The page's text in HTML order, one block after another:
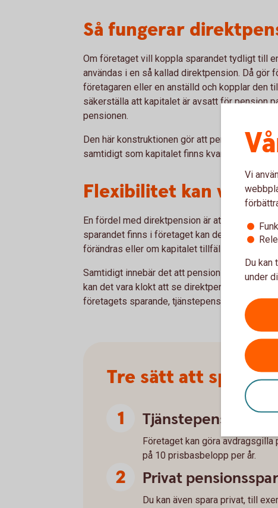
Så fungerar
Om företaget vill koppla sparandet tydligt till
användas i en så kallad direktpension. Då
företagaren eller en anställd och kopplar den
säkerställa att kapitalet är avsatt för pension
pensionen.
Den här konstruktionen gör att pengarna i
samtidigt som kapitalet finns kvar i bolaget
Flexibilitet kan vara
En fördel med direktpension är att lösningen
sparandet finns i företaget kan det ge större
förändras eller om kapitalet tillfälligt behöver
Samtidigt innebär det att pensionssparandet
kan det vara klokt att se direktpension som en
företagets sparande, tjänstepension och
Tre sätt att spara
Tjänstepension
Företaget kan göra
på 10 prisbasbelopp per år.
Privat
Du kan även spara privat, till
Vi
Du kan
under